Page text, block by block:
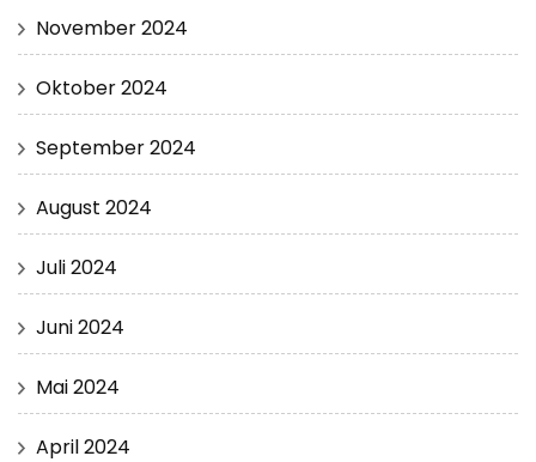
November 2024
Oktober 2024
September 2024
August 2024
Juli 2024
Juni 2024
Mai 2024
April 2024